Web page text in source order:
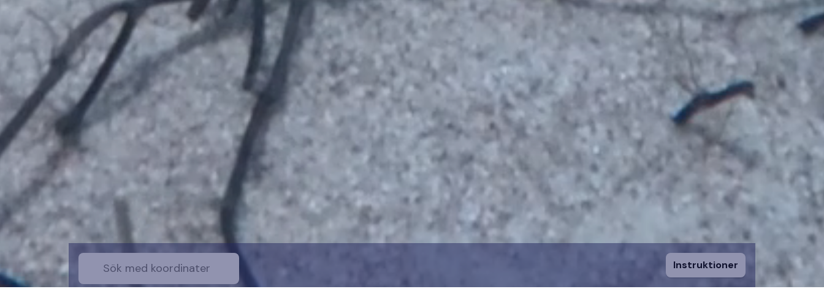
Instruktioner